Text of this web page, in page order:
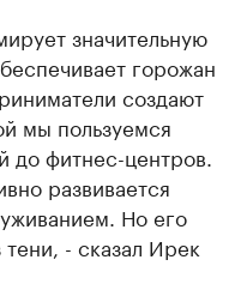
значительную
горожан
создают
мы пользуемся
до фитнес-центров.
развивается
Но его
- сказал Ирек